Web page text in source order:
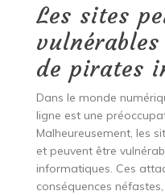
Les sites
de pirates
Dans le monde
ligne est une
Malheureusement, les
et peuvent être
informatiques. Ces
conséquences